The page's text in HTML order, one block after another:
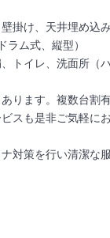
掛け、天井埋め込み
ラム式、縦型）
トイレ、洗面所（
ります。複数台割
スも是非ご気軽に
対策を行い清潔な